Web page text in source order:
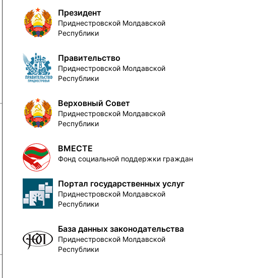
Президент
Приднестровской Молдавской
Республики
Правительство
Приднестровской Молдавской
Республики
Верховный Совет
Приднестровской Молдавской
Республики
ВМЕСТЕ
Фонд социальной поддержки граждан
Портал государственных услуг
Приднестровской Молдавской
Республики
База данных законодательства
Приднестровской Молдавской
Республики